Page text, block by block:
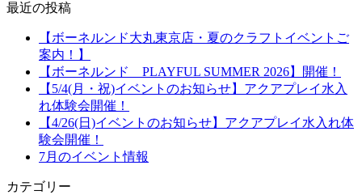
最近の投稿
【ボーネルンド大丸東京店・夏のクラフトイベントご
案内！】
【ボーネルンド PLAYFUL SUMMER 2026】開催！
【5/4(月・祝)イベントのお知らせ】アクアプレイ水入
れ体験会開催！
【4/26(日)イベントのお知らせ】アクアプレイ水入れ体
験会開催！
7月のイベント情報
カテゴリー